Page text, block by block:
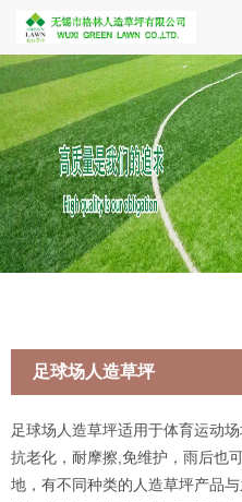
足球场人造草坪
足球场人造草坪适用于体育运动
抗老化，耐摩擦,免维护，雨后也
地，有不同种类的人造草坪产品